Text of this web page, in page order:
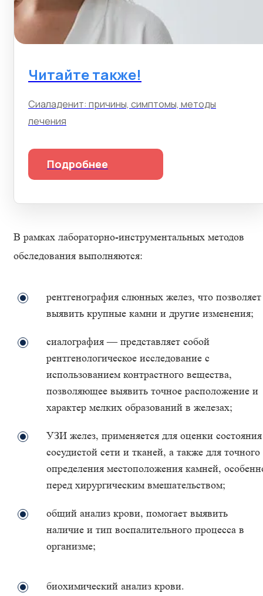
Читайте также!
Сиаладенит: причины, симптомы, методы
лечения
Подробнее
В рамках лабораторно-инструментальных методов
обследования выполняются:
рентгенография слюнных желез, что позволяет
выявить крупные камни и другие изменения;
сиалография — представляет собой
рентгенологическое исследование с
использованием контрастного вещества,
позволяющее выявить точное расположение и
характер мелких образований в железах;
УЗИ желез, применяется для оценки состояния
сосудистой сети и тканей, а также для точного
определения местоположения камней,
перед хирургическим вмешательством;
общий анализ крови, помогает выявить
наличие и тип воспалительного процесса в
организме;
биохимический анализ крови.